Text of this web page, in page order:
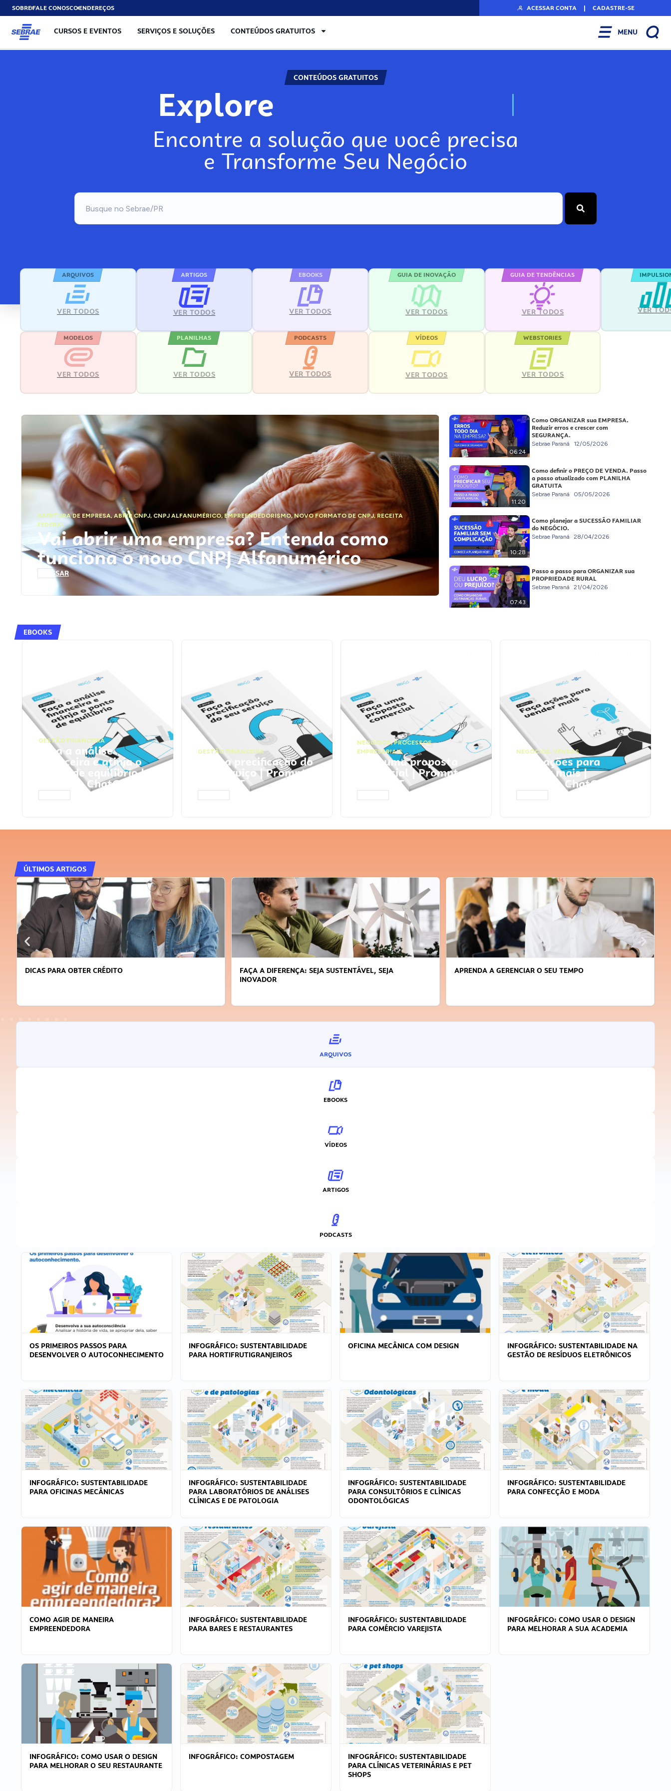
SOBREFALE CONOSCOENDEREÇOS ACESSAR CONTA | CADASTRE-SE
CURSOS E EVENTOS SERVIÇOS E SOLUÇÕES CONTEÚDOS GRATUITOS MENU
CONTEÚDOS GRATUITOS
Explore N
Encontre a solução que você precisa
e Transforme Seu Negócio
ARQUIVOS
VER TODOS
ARTIGOS
VER TODOS
EBOOKS
VER TODOS
GUIA DE INOVAÇÃO
VER TODOS
GUIA DE TENDÊNCIAS
VER TODOS VER
MODELOS
VER TODOS
PLANILHAS
VER TODOS
PODCASTS
VER TODOS
VÍDEOS
VER TODOS
WEBSTORIES
VER TODOS
ABERTURA DE EMPRESA,ABRIR CNPJ, CNPJ ALFANUMÉRICO, EMPREENDEDORISMO,NOVO FORMATO DE CNPJ,RECEITA
FEDERAL
Vai abrir uma empresa? Entenda como
funciona o novo CNPJ Alfanumérico
ACESSAR
06:24
Como ORGANIZAR sua EMPRESA.
Reduzir erros e crescer com
SEGURANÇA.
Sebrae Paraná 12/05/2026
11:20
Como definir o PREÇO DE VENDA. Passo
a passo atualizado com PLANILHA
GRATUITA
Sebrae Paraná 05/05/2026
10:28
Como planejar a SUCESSÃO FAMILIAR
do NEGÓCIO.
Sebrae Paraná 28/04/2026
07:43
Passo a passo para ORGANIZAR sua
PROPRIEDADE RURAL
Sebrae Paraná 21/04/2026
EBOOKS
GESTÃO FINANCEIRA
Faça a análise
financeira e atinja o
ponto de equilíbrio |
Prompts ChatGPT
GESTÃO FINANCEIRA
Faça a precificação do
seu serviço | Prompts
ChatGPT
NEGÓCIOS,PROCESSOS
EMPRESARIAIS
Faça uma proposta
comercial | Prompts
ChatGPT
NEGÓCIOS, VENDAS
Faça ações para
vender mais |
Prompts ChatGPT
ÚLTIMOS ARTIGOS
DICAS PARA OBTER CRÉDITO
FAÇA A DIFERENÇA: SEJA SUSTENTÁVEL, SEJA
INOVADOR
APRENDA A GERENCIAR O SEU TEMPO
ARQUIVOS
EBOOKS
VÍDEOS
ARTIGOS
PODCASTS
OS PRIMEIROS PASSOS PARA
DESENVOLVER O AUTOCONHECIMENTO
INFOGRÁFICO: SUSTENTABILIDADE
PARA HORTIFRUTIGRANJEIROS
OFICINA MECÂNICA COM DESIGN
INFOGRÁFICO: SUSTENTABILIDADE NA
GESTÃO DE RESÍDUOS ELETRÔNICOS
INFOGRÁFICO: SUSTENTABILIDADE
PARA OFICINAS MECÂNICAS
INFOGRÁFICO: SUSTENTABILIDADE
PARA LABORATÓRIOS DE ANÁLISES
CLÍNICAS E DE PATOLOGIA
INFOGRÁFICO: SUSTENTABILIDADE
PARA CONSULTÓRIOS E CLÍNICAS
ODONTOLÓGICAS
INFOGRÁFICO: SUSTENTABILIDADE
PARA CONFECÇÃO E MODA
COMO AGIR DE MANEIRA
EMPREENDEDORA
INFOGRÁFICO: SUSTENTABILIDADE
PARA BARES E RESTAURANTES
INFOGRÁFICO: SUSTENTABILIDADE
PARA COMÉRCIO VAREJISTA
INFOGRÁFICO: COMO USAR O DESIGN
PARA MELHORAR A SUA ACADEMIA
INFOGRÁFICO: COMO USAR O DESIGN
PARA MELHORAR O SEU RESTAURANTE
INFOGRÁFICO: COMPOSTAGEM
INFOGRÁFICO: SUSTENTABILIDADE
PARA CLÍNICAS VETERINÁRIAS E PET
SHOPS